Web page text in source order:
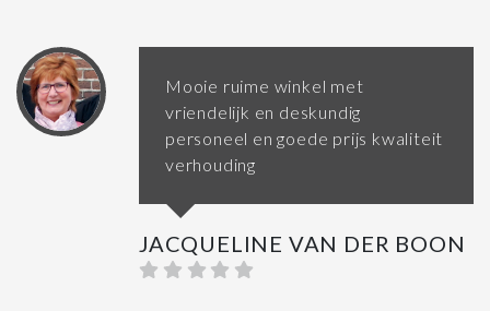
Mooie ruime winkel met
vriendelijk en deskundig
personeel en goede prijs kwaliteit
verhouding
JACQUELINE VAN DER BOON